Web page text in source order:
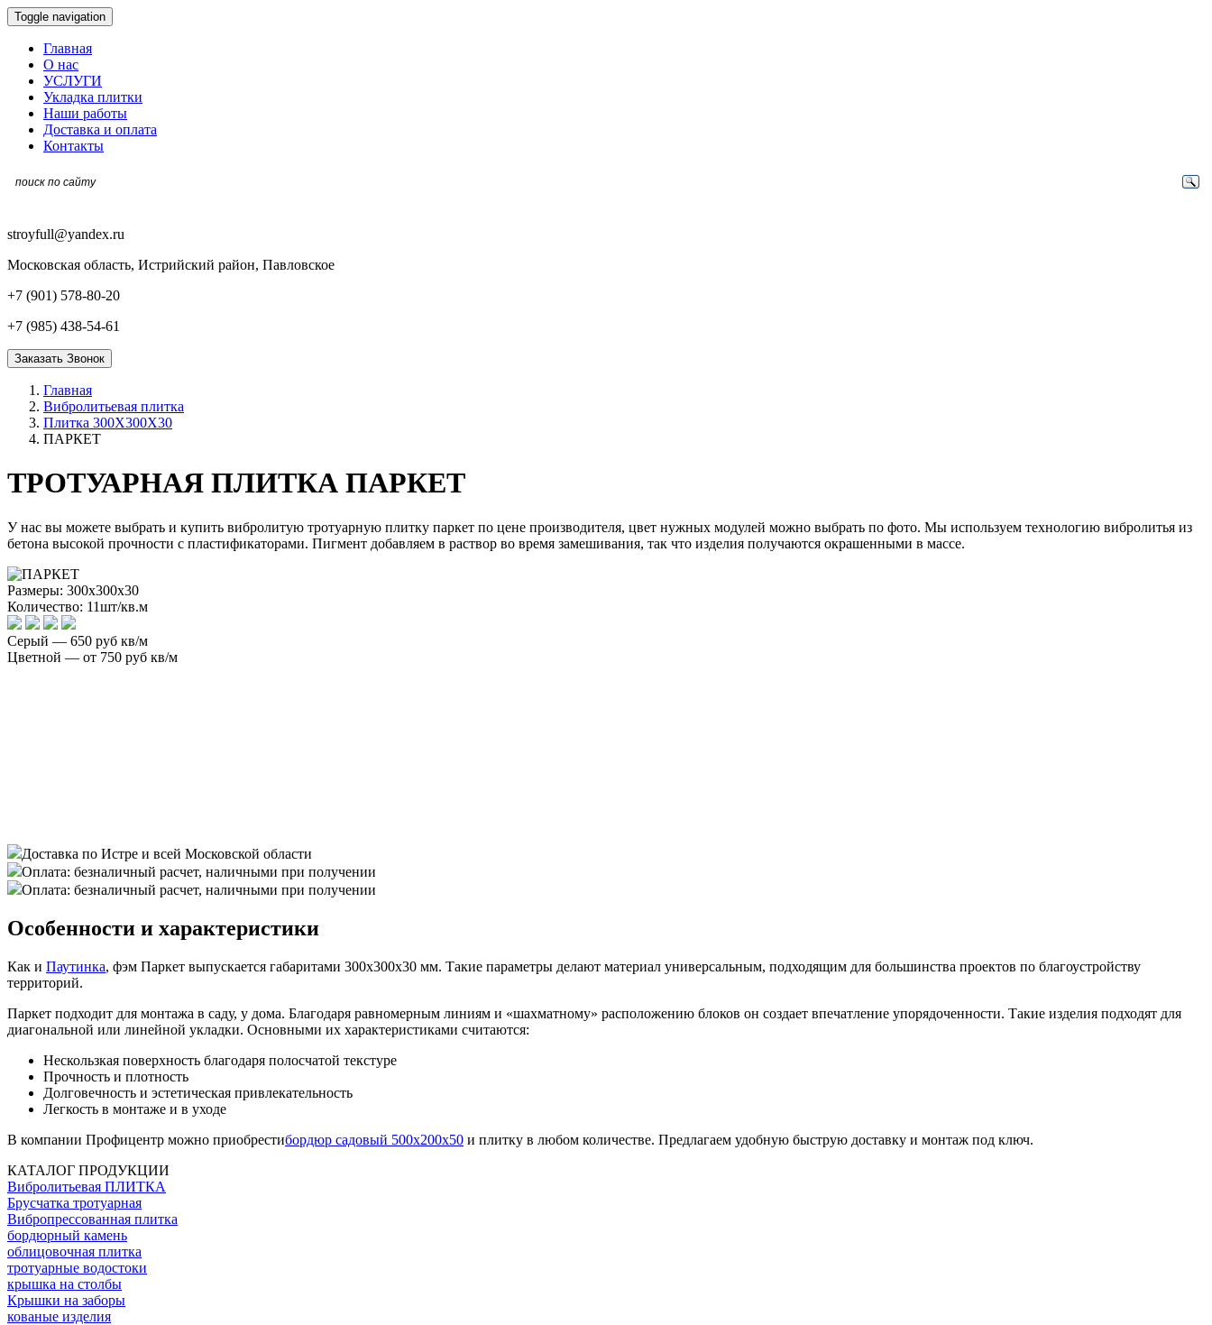
Toggle navigation
Главная
О нас
УСЛУГИ
Укладка плитки
Наши работы
Доставка и оплата
Контакты
stroyfull@yandex.ru
Московская область, Истрийский район, Павловское
+7 (901) 578-80-20
+7 (985) 438-54-61
Заказать Звонок
Главная
Вибролитьевая плитка
Плитка 300Х300Х30
ПАРКЕТ
ТРОТУАРНАЯ ПЛИТКА ПАРКЕТ
У нас вы можете выбрать и купить вибролитую тротуарную плитку паркет по цене производителя, цвет нужных модулей можно выбрать по фото. Мы используем технологию вибролитья из
бетона высокой прочности с пластификаторами. Пигмент добавляем в раствор во время замешивания, так что изделия получаются окрашенными в массе.
Размеры: 300x300x30
Количество: 11шт/кв.м
Серый — 650 руб кв/м
Цветной — от 750 руб кв/м
Доставка по Истре и всей Московской области
Оплата: безналичный расчет, наличными при получении
Оплата: безналичный расчет, наличными при получении
Особенности и характеристики
Как и Паутинка, фэм Паркет выпускается габаритами 300х300х30 мм. Такие параметры делают материал универсальным, подходящим для большинства проектов по благоустройству
территорий.
Паркет подходит для монтажа в саду, у дома. Благодаря равномерным линиям и «шахматному» расположению блоков он создает впечатление упорядоченности. Такие изделия подходят для
диагональной или линейной укладки. Основными их характеристиками считаются:
Нескользкая поверхность благодаря полосчатой текстуре
Прочность и плотность
Долговечность и эстетическая привлекательность
Легкость в монтаже и в уходе
В компании Профицентр можно приобрестибордюр садовый 500х200х50 и плитку в любом количестве. Предлагаем удобную быструю доставку и монтаж под ключ.
КАТАЛОГ ПРОДУКЦИИ
Вибролитьевая ПЛИТКА
Брусчатка тротуарная
Вибропрессованная плитка
бордюрный камень
облицовочная плитка
тротуарные водостоки
крышка на столбы
Крышки на заборы
кованые изделия